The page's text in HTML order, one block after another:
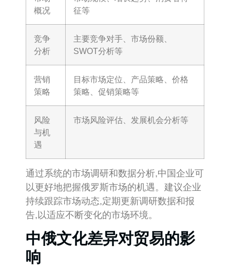
概况
征等
竞争
分析
主要竞争对手、市场份额、
SWOT分析等
营销
策略
目标市场定位、产品策略、价格
策略、促销策略等
风险
与机
遇
市场风险评估、发展机会分析等
通过系统的市场调研和数据分析,中国企业可
以更好地把握俄罗斯市场的机遇。建议企业
持续跟踪市场动态,定期更新调研数据和报
告,以适应不断变化的市场环境。
中俄文化差异对贸易的影
响